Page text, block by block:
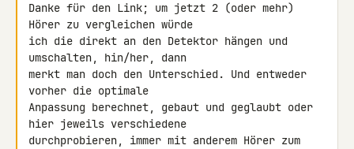
Danke für den Link; um jetzt 2 (oder mehr)
Hörer zu vergleichen würde
ich die direkt an den Detektor hängen und
umschalten, hin/her, dann
merkt man doch den Unterschied. Und entweder
vorher die optimale
Anpassung berechnet, gebaut und geglaubt oder
hier jeweils verschiedene
durchprobieren, immer mit anderem Hörer zum